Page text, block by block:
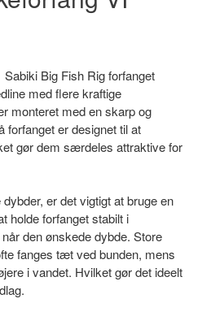
Big Fish Rig forfanget
med flere kraftige
monteret med en skarp og
forfanget er designet til at
gør dem særdeles attraktive for
er det vigtigt at bruge en
holde forfanget stabilt i
den ønskede dybde. Store
fanges tæt ved bunden, mens
i vandet. Hvilket gør det ideelt